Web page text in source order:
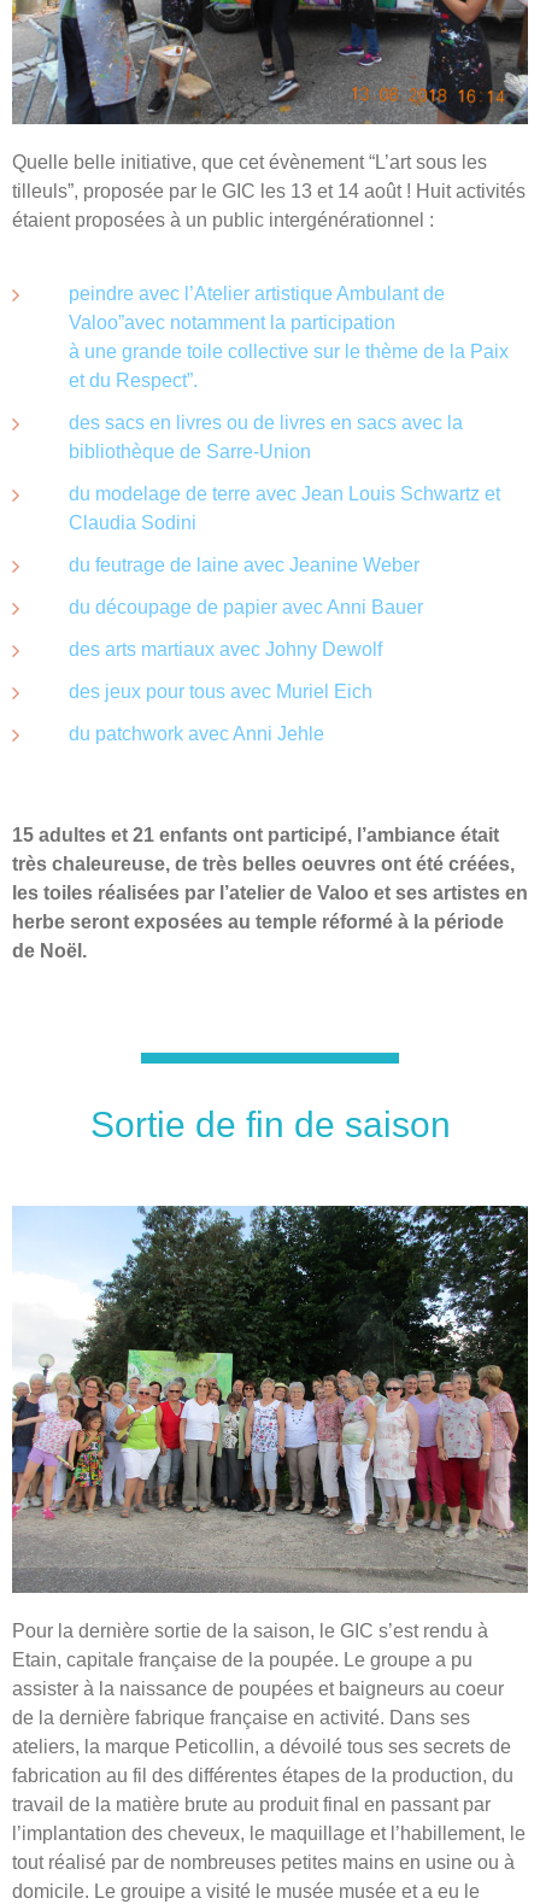
Quelle belle initiative, que cet évènement “L’art sous les
tilleuls”, proposée par le GIC les 13 et 14 août ! Huit activités
étaient proposées à un public intergénérationnel :
peindre avec l’Atelier artistique Ambulant de
Valoo”avec notamment la participation
à une grande toile collective sur le thème de la Paix
et du Respect”.
des sacs en livres ou de livres en sacs avec la
bibliothèque de Sarre-Union
du modelage de terre avec Jean Louis Schwartz et
Claudia Sodini
du feutrage de laine avec Jeanine Weber
du découpage de papier avec Anni Bauer
des arts martiaux avec Johny Dewolf
des jeux pour tous avec Muriel Eich
du patchwork avec Anni Jehle
15 adultes et 21 enfants ont participé, l’ambiance était
très chaleureuse, de très belles oeuvres ont été créées,
les toiles réalisées par l’atelier de Valoo et ses artistes en
herbe seront exposées au temple réformé à la période
de Noël.
Sortie de fin de saison
Pour la dernière sortie de la saison, le GIC s’est rendu à
Etain, capitale française de la poupée. Le groupe a pu
assister à la naissance de poupées et baigneurs au coeur
de la dernière fabrique française en activité. Dans ses
ateliers, la marque Peticollin, a dévoilé tous ses secrets de
fabrication au fil des différentes étapes de la production, du
travail de la matière brute au produit final en passant par
l’implantation des cheveux, le maquillage et l’habillement, le
tout réalisé par de nombreuses petites mains en usine ou à
domicile. Le grouipe a visité le musée musée et a eu le